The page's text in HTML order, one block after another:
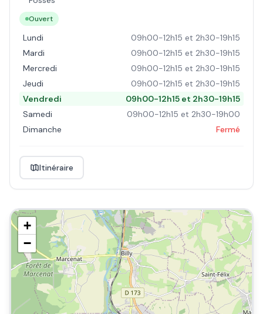
Ouvert
Lundi
09h00-12h15 et 2h30-19h15
Mardi
09h00-12h15 et 2h30-19h15
Mercredi
09h00-12h15 et 2h30-19h15
Jeudi
09h00-12h15 et 2h30-19h15
Vendredi
09h00-12h15 et 2h30-19h15
Samedi
09h00-12h15 et 2h30-19h00
Dimanche
Fermé
Itinéraire
+
−